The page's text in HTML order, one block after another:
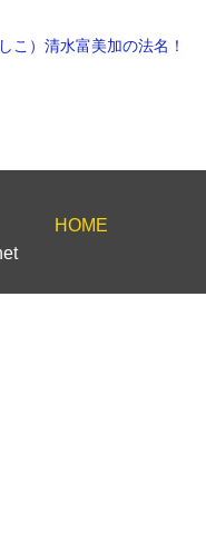
こ）清水富美加の法名！
HOME